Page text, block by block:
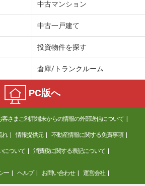
3.40万円
岡山県岡山市北区今村
積 22.37m²
岡山県倉敷市大島
50.78m²
中古マンション
中古一戸建て
投資物件を探す
倉庫/トランクルーム
PC版へ
客さまご利用端末からの情報の外部送信について
れ 情報提供元 不動産情報に関する免責事項
について 消費税に関する表記について
ー ヘルプ お問い合わせ 運営会社